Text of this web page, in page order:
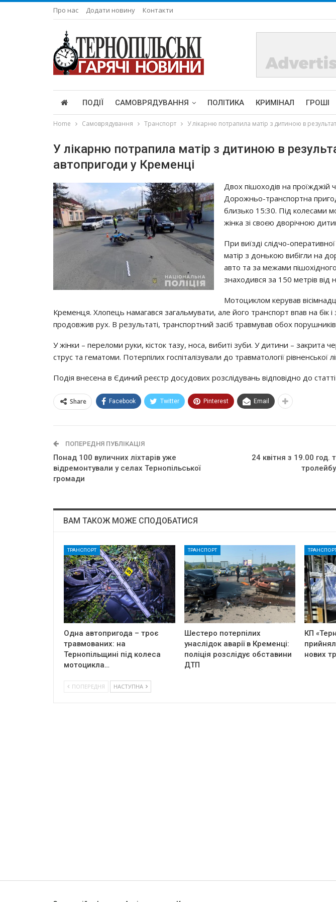
Про нас Додати новину Контакти
ПОДІЇ САМОВРЯДУВАННЯ ПОЛІТИКА КРИМІНАЛ ГРОШІ
Home Самоврядування Транспорт У лікарню потрапила матір з дитиною в
У лікарню потрапила матір з дитиною в
автопригоди у Кременці
Двох пішоходів на проїжджій
Дорожньо-транспортна
близько 15:30. Під колесами
жінка зі своєю дворічною
При виїзді слідчо-
матір з донькою вибігли на
авто та за межами
знаходився за 150 метрів від
Мотоциклом керував
Кременця. Хлопець намагався загальмувати, але його транспорт впав на бік і
продовжив рух. В результаті, транспортний засіб травмував обох
У жінки – переломи руки, кісток тазу, носа, вибиті зуби. У дитини – закрита
струс та гематоми. Потерпілих госпіталізували до травматології рівненської
Подія внесена в Єдиний реєстр досудових розслідувань відповідно до
Share Facebook Twitter Pinterest Email
ПОПЕРЕДНЯ ПУБЛІКАЦІЯ
Понад 100 вуличних ліхтарів уже
відремонтували у селах Тернопільської
громади
24 квітня з 19.00 год.
ВАМ ТАКОЖ МОЖЕ СПОДОБАТИСЯ
ТРАНСПОРТ
Одна автопригода – троє
травмованих: на
Тернопільщині під колеса
мотоцикла…
ТРАНСПОРТ
Шестеро потерпілих
унаслідок аварії в Кременці:
поліція розслідує обставини
ДТП
КП
нових
ПОПЕРЕДНЯ НАСТУПНА